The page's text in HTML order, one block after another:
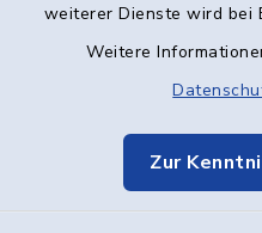
weiterer Dienste wird bei
Weitere
Zur